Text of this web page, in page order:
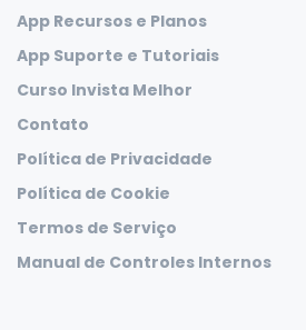
App Recursos e Planos
App Suporte e Tutoriais
Curso Invista Melhor
Contato
Política de Privacidade
Política de Cookie
Termos de Serviço
Manual de Controles Internos